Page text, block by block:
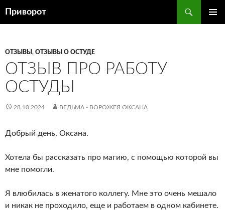
Приворот
ОТЗЫВЫ , ОТЗЫВЫ О ОСТУДЕ
ОТЗЫВ ПРО РАБОТУ
ОСТУДЫ
28.10.2024 ВЕДЬМА - ВОРОЖЕЯ ОКСАНА
Добрый день, Оксана.
Хотела бы рассказать про магию, с помощью которой вы
мне помогли.
Я влюбилась в женатого коллегу. Мне это очень мешало
и никак не проходило, еще и работаем в одном кабинете.